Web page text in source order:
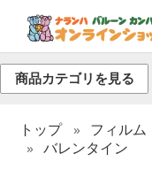
商品カテゴリを見る
トップ フィルム
バレンタイン